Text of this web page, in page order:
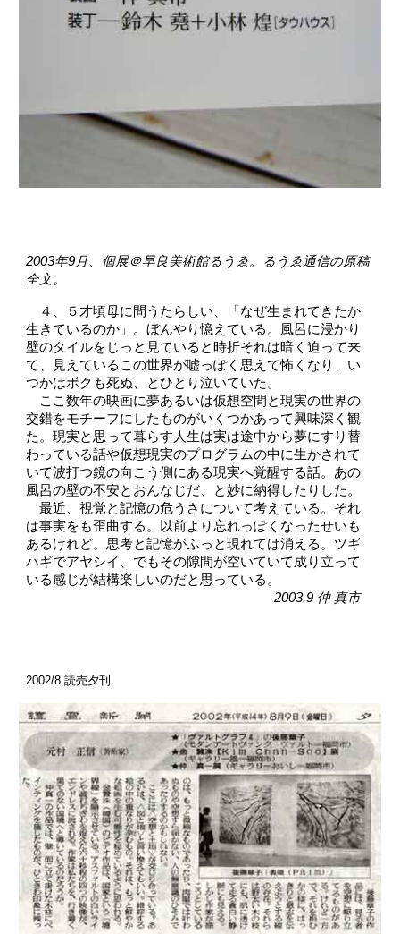
2003年9月、個展＠早良美術館るうゑ。るうゑ通信の原稿
全文。
４、５才頃母に問うたらしい、「なぜ生まれてきたか
生きているのか」。ぼんやり憶えている。風呂に浸かり
壁のタイルをじっと見ていると時折それは暗く迫って来
て、見えているこの世界が嘘っぽく思えて怖くなり、い
つかはボクも死ぬ、とひとり泣いていた。
ここ数年の映画に夢あるいは仮想空間と現実の世界の
交錯をモチーフにしたものがいくつかあって興味深く観
た。現実と思って暮らす人生は実は途中から夢にすり替
わっている話や仮想現実のプログラムの中に生かされて
いて波打つ鏡の向こう側にある現実へ覚醒する話。あの
風呂の壁の不安とおんなじだ、と妙に納得したりした。
最近、視覚と記憶の危うさについて考えている。それ
は事実をも歪曲する。以前より忘れっぽくなったせいも
あるけれど。思考と記憶がふっと現れては消える。ツギ
ハギでアヤシイ、でもその隙間が空いていて成り立って
いる感じが結構楽しいのだと思っている。
2003.9 仲 真市
2002/8 読売夕刊